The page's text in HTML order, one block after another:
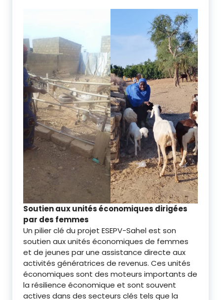
Soutien aux unités économiques dirigées
par des femmes
Un pilier clé du projet ESEPV-Sahel est son
soutien aux unités économiques de femmes
et de jeunes par une assistance directe aux
activités génératrices de revenus. Ces unités
économiques sont des moteurs importants de
la résilience économique et sont souvent
actives dans des secteurs clés tels que la